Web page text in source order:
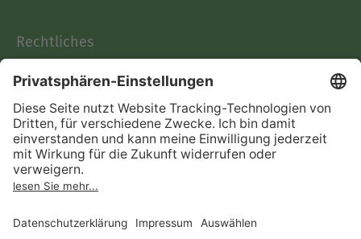
Rechtliches
AGB
Informationen nach Data
Act
Verträge hier kündigen
Impressum